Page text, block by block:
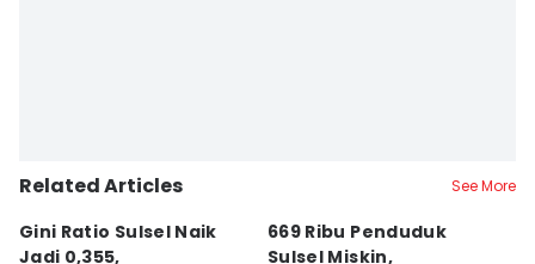
Related Articles See More
Gini Ratio Sulsel Naik
Jadi 0,355,
669 Ribu Penduduk
Sulsel Miskin,